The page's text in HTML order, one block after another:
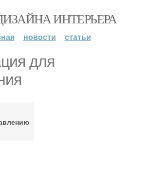
ИНТЕРЬЕРА
новости статьи
для